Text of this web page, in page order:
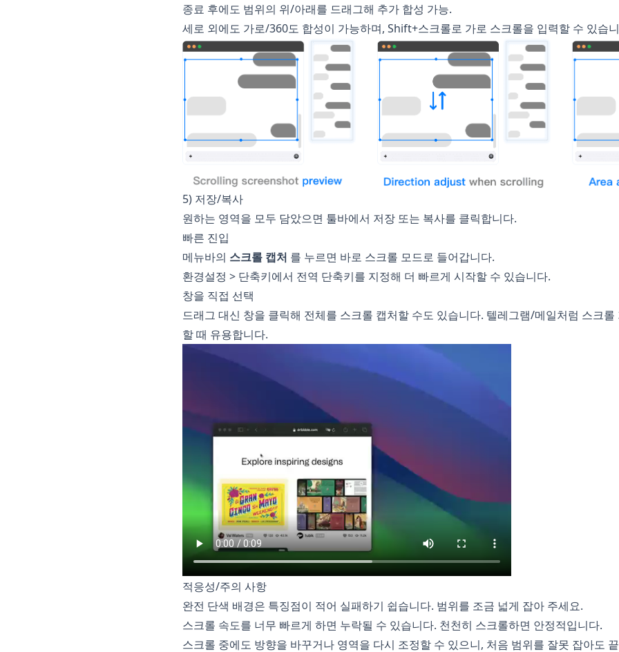
종료 후에도 범위의 위/아래를 드래그해 추가 합성 가능.
세로 외에도 가로/360도 합성이 가능하며, Shift+스크롤로 가로 스크롤을 입력할 수 있습
5) 저장/복사
원하는 영역을 모두 담았으면 툴바에서 저장 또는 복사를 클릭합니다.
빠른 진입
메뉴바의 스크롤 캡처 를 누르면 바로 스크롤 모드로 들어갑니다.
환경설정 > 단축키에서 전역 단축키를 지정해 더 빠르게 시작할 수 있습니다.
창을 직접 선택
드래그 대신 창을 클릭해 전체를 스크롤 캡처할 수도 있습니다. 텔레그램/메일처럼 스크
할 때 유용합니다.
적응성/주의 사항
완전 단색 배경은 특징점이 적어 실패하기 쉽습니다. 범위를 조금 넓게 잡아 주세요.
스크롤 속도를 너무 빠르게 하면 누락될 수 있습니다. 천천히 스크롤하면 안정적입니다.
스크롤 중에도 방향을 바꾸거나 영역을 다시 조정할 수 있으니, 처음 범위를 잘못 잡아도